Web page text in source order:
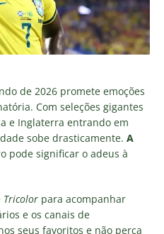
de 2026 promete emoções
Com seleções gigantes
e Inglaterra entrando em
sobe drasticamente. A
pode significar o adeus à
Tricolor para acompanhar
e os canais de
seus favoritos e não perca